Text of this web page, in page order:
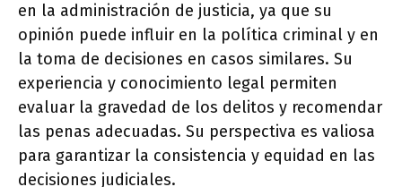
en la administración de justicia, ya que su
opinión puede influir en la política criminal y en
la toma de decisiones en casos similares. Su
experiencia y conocimiento legal permiten
evaluar la gravedad de los delitos y recomendar
las penas adecuadas. Su perspectiva es valiosa
para garantizar la consistencia y equidad en las
decisiones judiciales.